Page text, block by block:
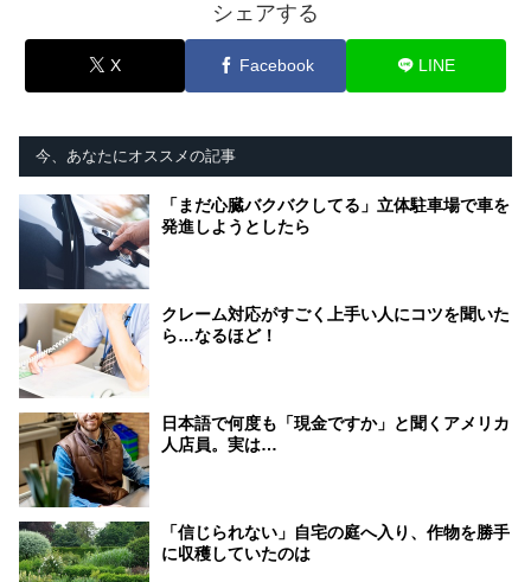
シェアする
X Facebook LINE
今、あなたにオススメの記事
「まだ心臓バクバクしてる」立体駐車場で車を
発進しようとしたら
クレーム対応がすごく上手い人にコツを聞いた
ら…なるほど！
日本語で何度も「現金ですか」と聞くアメリカ
人店員。実は…
「信じられない」自宅の庭へ入り、作物を勝手
に収穫していたのは